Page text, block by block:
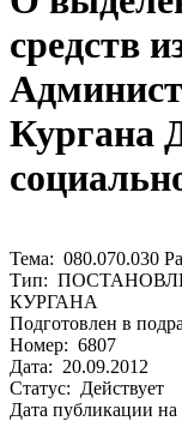
средств
Кургана
Тема: 080.070.030
Тип:
КУРГАНА
Подготовлен в
Номер: 6807
Дата: 20.09.2012
Статус: Действует
Дата публикации на